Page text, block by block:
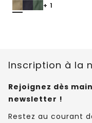
+ 1
Inscription à la
Rejoignez dès
newsletter !
Restez au courant